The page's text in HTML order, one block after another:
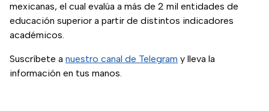
mexicanas, el cual evalúa a más de 2 mil entidades de
educación superior a partir de distintos indicadores
académicos.
Suscríbete a nuestro canal de Telegram y lleva la
información en tus manos.